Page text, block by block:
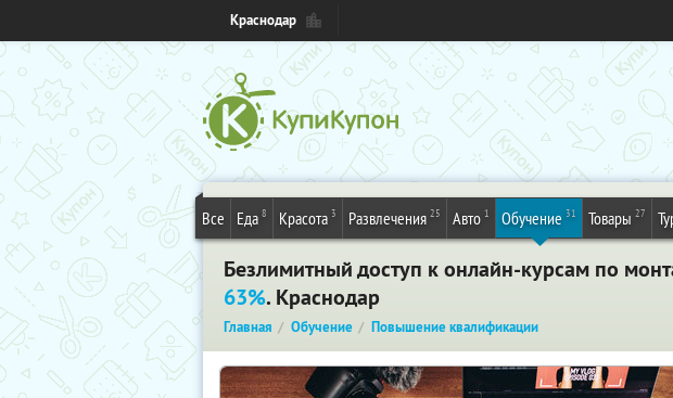
Краснодар
Все Еда 8 Красота 3 Развлечения 25 Авто 1 Обучение 31 Товары 27
Безлимитный доступ к онлайн-курсам по
63%. Краснодар
Главная Обучение Повышение квалификации